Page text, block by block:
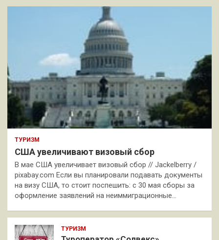
ТУРИЗМ
США увеличивают визовый сбор
В мае США увеличивает визовый сбор // Jackelberry /
pixabay.com Если вы планировали подавать документы
на визу США, то стоит поспешить: с 30 мая сборы за
оформление заявлений на неиммиграционные…
ТУРИЗМ